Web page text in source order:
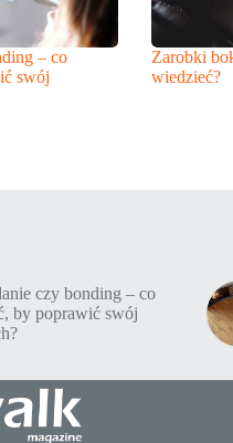
– co
swój
Zarobki
wiedzieć?
czy bonding – co
by poprawić swój